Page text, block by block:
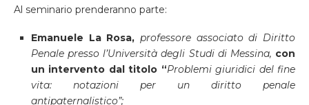
Al seminario prenderanno parte:
Emanuele La Rosa, professore associato di Diritto
Penale presso l’Università degli Studi di Messina, con
un intervento dal titolo “Problemi giuridici del fine
vita: notazioni per un diritto penale
antipaternalistico”;